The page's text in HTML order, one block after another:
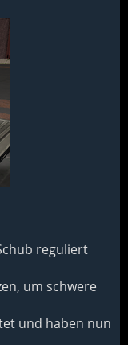
reguliert
um schwere
und haben nun